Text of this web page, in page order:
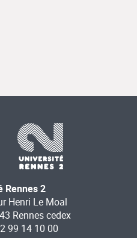
Rennes 2
Henri Le Moal
Rennes cedex
99 14 10 00